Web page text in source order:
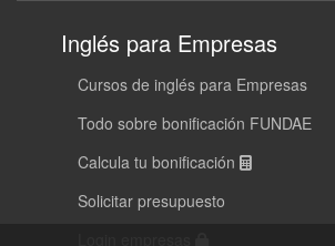
Inglés para Empresas
Cursos de inglés para Empresas
Todo sobre bonificación FUNDAE
Calcula tu bonificación
Solicitar presupuesto